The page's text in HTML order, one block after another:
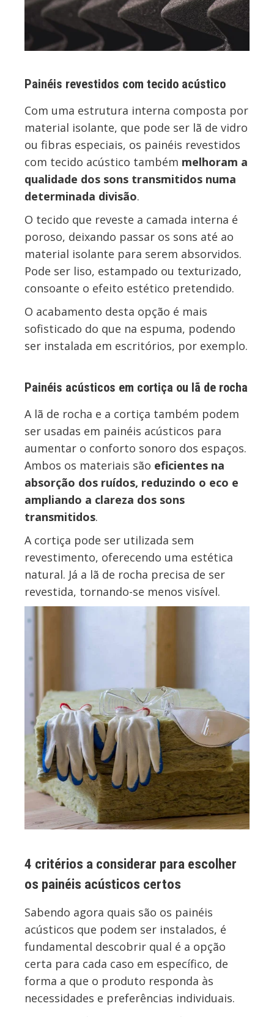
Painéis revestidos com tecido acústico
Com uma estrutura interna composta por
material isolante, que pode ser lã de vidro
ou fibras especiais, os painéis revestidos
com tecido acústico também melhoram a
qualidade dos sons transmitidos numa
determinada divisão.
O tecido que reveste a camada interna é
poroso, deixando passar os sons até ao
material isolante para serem absorvidos.
Pode ser liso, estampado ou texturizado,
consoante o efeito estético pretendido.
O acabamento desta opção é mais
sofisticado do que na espuma, podendo
ser instalada em escritórios, por exemplo.
Painéis acústicos em cortiça ou lã de rocha
A lã de rocha e a cortiça também podem
ser usadas em painéis acústicos para
aumentar o conforto sonoro dos espaços.
Ambos os materiais são eficientes na
absorção dos ruídos, reduzindo o eco e
ampliando a clareza dos sons
transmitidos.
A cortiça pode ser utilizada sem
revestimento, oferecendo uma estética
natural. Já a lã de rocha precisa de ser
revestida, tornando-se menos visível.
4 critérios a considerar para escolher
os painéis acústicos certos
Sabendo agora quais são os painéis
acústicos que podem ser instalados, é
fundamental descobrir qual é a opção
certa para cada caso em específico, de
forma a que o produto responda às
necessidades e preferências individuais.